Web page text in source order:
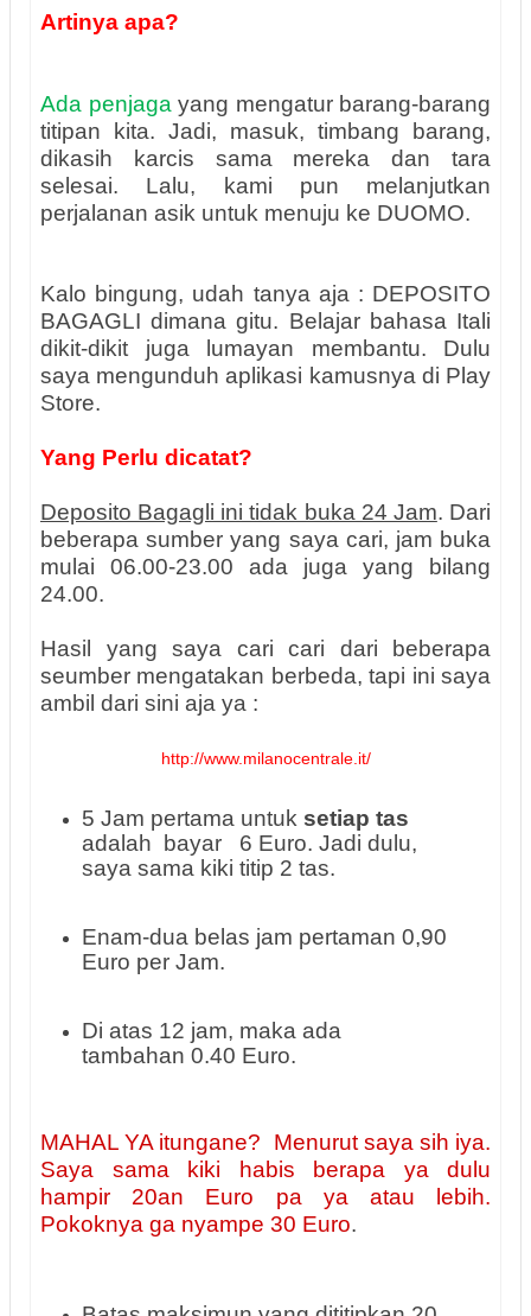
Artinya apa?
Ada penjaga yang mengatur barang-barang
titipan kita. Jadi, masuk, timbang barang,
dikasih karcis sama mereka dan tara
selesai. Lalu, kami pun melanjutkan
perjalanan asik untuk menuju ke DUOMO.
Kalo bingung, udah tanya aja : DEPOSITO
BAGAGLI dimana gitu. Belajar bahasa Itali
dikit-dikit juga lumayan membantu. Dulu
saya mengunduh aplikasi kamusnya di Play
Store.
Yang Perlu dicatat?
Deposito Bagagli ini tidak buka 24 Jam. Dari
beberapa sumber yang saya cari, jam buka
mulai 06.00-23.00 ada juga yang bilang
24.00.
Hasil yang saya cari cari dari beberapa
seumber mengatakan berbeda, tapi ini saya
ambil dari sini aja ya :
http://www.milanocentrale.it/
5 Jam pertama untuk setiap tas
adalah bayar 6 Euro. Jadi dulu,
saya sama kiki titip 2 tas.
Enam-dua belas jam pertaman 0,90
Euro per Jam.
Di atas 12 jam, maka ada
tambahan 0.40 Euro.
MAHAL YA itungane? Menurut saya sih iya.
Saya sama kiki habis berapa ya dulu
hampir 20an Euro pa ya atau lebih.
Pokoknya ga nyampe 30 Euro.